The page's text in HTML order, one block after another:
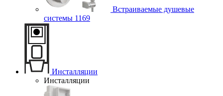
Встраиваемые душевые
системы 1169
Инсталляции
Инсталляции